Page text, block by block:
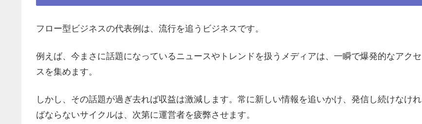
フロー型ビジネスの代表例は、流行を追うビジネスです。
例えば、今まさに話題になっているニュースやトレンドを扱うメディアは、一瞬で爆発的なアクセ
スを集めます。
しかし、その話題が過ぎ去れば収益は激減します。常に新しい情報を追いかけ、発信し続けなけれ
ばならないサイクルは、次第に運営者を疲弊させます。